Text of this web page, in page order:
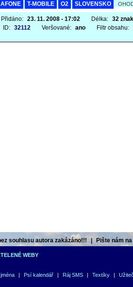
T-MOBILE O2 SLOVENSKO
Přidáno: 23. 11. 2008 - 17:02 Délka: 32
ID: 32112 Veršované: ano Filtr obsahu:
souhlasu autora zakázáno!!! | Pište nám na
WEBY
| Psí kalendář | Ráj SMS | Textíky |